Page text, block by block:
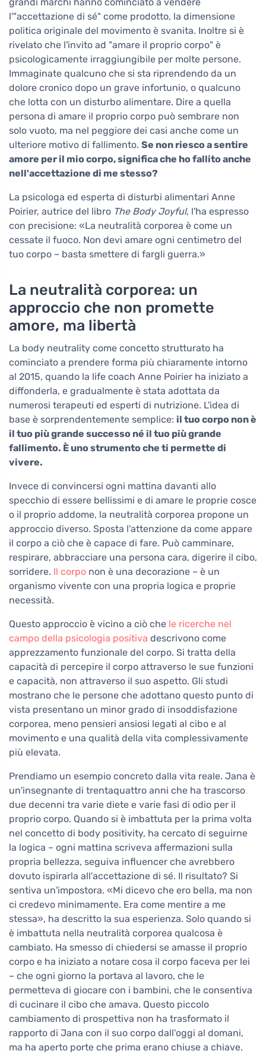
grandi marchi hanno cominciato a vendere
l'"accettazione di sé" come prodotto, la dimensione
politica originale del movimento è svanita. Inoltre si è
rivelato che l'invito ad "amare il proprio corpo" è
psicologicamente irraggiungibile per molte persone.
Immaginate qualcuno che si sta riprendendo da un
dolore cronico dopo un grave infortunio, o qualcuno
che lotta con un disturbo alimentare. Dire a quella
persona di amare il proprio corpo può sembrare non
solo vuoto, ma nel peggiore dei casi anche come un
ulteriore motivo di fallimento. Se non riesco a sentire
amore per il mio corpo, significa che ho fallito anche
nell'accettazione di me stesso?
La psicologa ed esperta di disturbi alimentari Anne
Poirier, autrice del libro The Body Joyful, l'ha espresso
con precisione: «La neutralità corporea è come un
cessate il fuoco. Non devi amare ogni centimetro del
tuo corpo – basta smettere di fargli guerra.»
La neutralità corporea: un
approccio che non promette
amore, ma libertà
La body neutrality come concetto strutturato ha
cominciato a prendere forma più chiaramente intorno
al 2015, quando la life coach Anne Poirier ha iniziato a
diffonderla, e gradualmente è stata adottata da
numerosi terapeuti ed esperti di nutrizione. L'idea di
base è sorprendentemente semplice: il tuo corpo non è
il tuo più grande successo né il tuo più grande
fallimento. È uno strumento che ti permette di
vivere.
Invece di convincersi ogni mattina davanti allo
specchio di essere bellissimi e di amare le proprie cosce
o il proprio addome, la neutralità corporea propone un
approccio diverso. Sposta l'attenzione da come appare
il corpo a ciò che è capace di fare. Può camminare,
respirare, abbracciare una persona cara, digerire il cibo,
sorridere. Il corpo non è una decorazione – è un
organismo vivente con una propria logica e proprie
necessità.
Questo approccio è vicino a ciò che le ricerche nel
campo della psicologia positiva descrivono come
apprezzamento funzionale del corpo. Si tratta della
capacità di percepire il corpo attraverso le sue funzioni
e capacità, non attraverso il suo aspetto. Gli studi
mostrano che le persone che adottano questo punto di
vista presentano un minor grado di insoddisfazione
corporea, meno pensieri ansiosi legati al cibo e al
movimento e una qualità della vita complessivamente
più elevata.
Prendiamo un esempio concreto dalla vita reale. Jana è
un'insegnante di trentaquattro anni che ha trascorso
due decenni tra varie diete e varie fasi di odio per il
proprio corpo. Quando si è imbattuta per la prima volta
nel concetto di body positivity, ha cercato di seguirne
la logica – ogni mattina scriveva affermazioni sulla
propria bellezza, seguiva influencer che avrebbero
dovuto ispirarla all'accettazione di sé. Il risultato? Si
sentiva un'impostora. «Mi dicevo che ero bella, ma non
ci credevo minimamente. Era come mentire a me
stessa», ha descritto la sua esperienza. Solo quando si
è imbattuta nella neutralità corporea qualcosa è
cambiato. Ha smesso di chiedersi se amasse il proprio
corpo e ha iniziato a notare cosa il corpo faceva per lei
– che ogni giorno la portava al lavoro, che le
permetteva di giocare con i bambini, che le consentiva
di cucinare il cibo che amava. Questo piccolo
cambiamento di prospettiva non ha trasformato il
rapporto di Jana con il suo corpo dall'oggi al domani,
ma ha aperto porte che prima erano chiuse a chiave.